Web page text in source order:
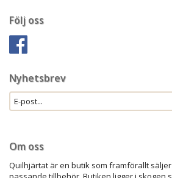
Följ oss
Nyhetsbrev
Om oss
Quilhjärtat är en butik som framförallt